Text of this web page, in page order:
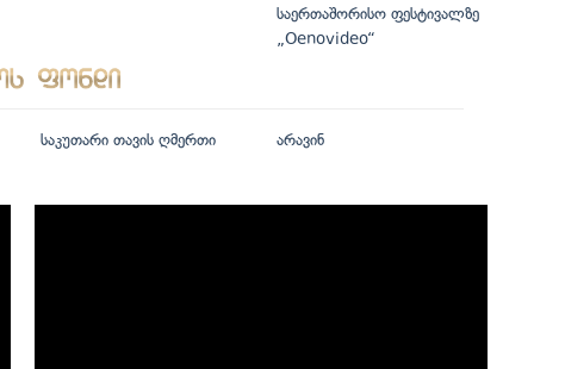
საერთაშორისო ფესტივალზე
„Oenovideo“
საკუთარი თავის ღმერთი არავინ